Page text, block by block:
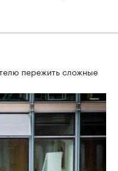
пережить сложные